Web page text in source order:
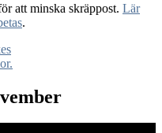
att minska skräppost. Lär
.